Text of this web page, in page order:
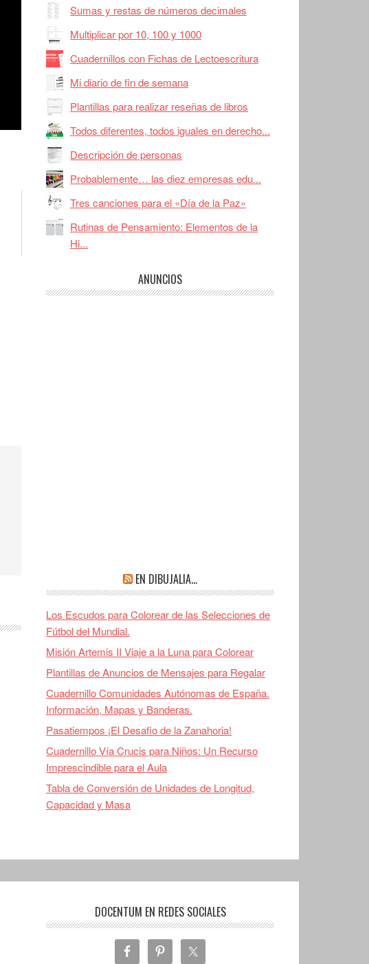
Sumas y restas de números decimales
Multiplicar por 10, 100 y 1000
Cuadernillos con Fichas de Lectoescritura
Mi diario de fin de semana
Plantillas para realizar reseñas de libros
Todos diferentes, todos iguales en derecho...
Descripción de personas
Probablemente… las diez empresas edu...
Tres canciones para el «Día de la Paz»
Rutinas de Pensamiento: Elementos de la
Hi...
ANUNCIOS
EN DIBUJALIA…
Los Escudos para Colorear de las Selecciones de
Fútbol del Mundial.
Misión Artemis II Viaje a la Luna para Colorear
Plantillas de Anuncios de Mensajes para Regalar
Cuadernillo Comunidades Autónomas de España.
Información, Mapas y Banderas.
Pasatiempos ¡El Desafio de la Zanahoria!
Cuadernillo Vía Crucis para Niños: Un Recurso
Imprescindible para el Aula
Tabla de Conversión de Unidades de Longitud,
Capacidad y Masa
DOCENTUM EN REDES SOCIALES